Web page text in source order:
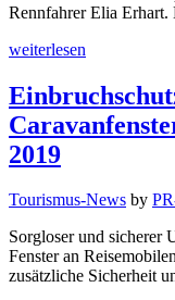
Rennfahrer Elia
weiterlesen
2019
Tourismus-News by
Sorgloser und sicherer
Fenster an
zusätzliche Sicherheit